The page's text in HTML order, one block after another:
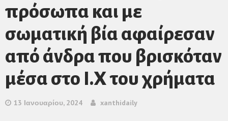
πρόσωπα και με
σωματική βία αφαίρεσαν
από άνδρα που βρισκόταν
μέσα στο Ι.Χ του χρήματα
13 Ιανουαρίου, 2024 xanthidaily